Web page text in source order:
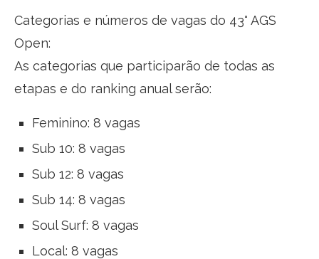
Categorias e números de vagas do 43° AGS
Open:
As categorias que participarão de todas as
etapas e do ranking anual serão:
Feminino: 8 vagas
Sub 10: 8 vagas
Sub 12: 8 vagas
Sub 14: 8 vagas
Soul Surf: 8 vagas
Local: 8 vagas